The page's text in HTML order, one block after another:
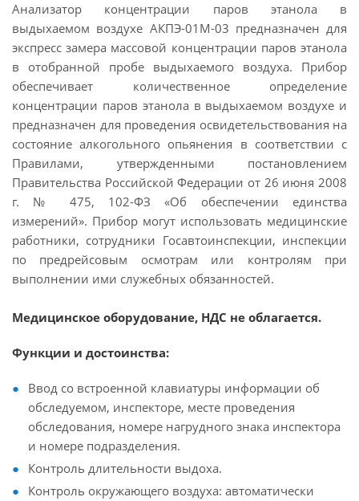
Анализатор концентрации паров этанола в
выдыхаемом воздухе АКПЭ-01М-03 предназначен для
экспресс замера массовой концентрации паров этанола
в отобранной пробе выдыхаемого воздуха. Прибор
обеспечивает количественное определение
концентрации паров этанола в выдыхаемом воздухе и
предназначен для проведения освидетельствования на
состояние алкогольного опьянения в соответствии с
Правилами, утвержденными постановлением
Правительства Российской Федерации от 26 июня 2008
г. № 475, 102-ФЗ «Об обеспечении единства
измерений». Прибор могут использовать медицинские
работники, сотрудники Госавтоинспекции, инспекции
по предрейсовым осмотрам или контролям при
выполнении ими служебных обязанностей.
Медицинское оборудование, НДС не облагается.
Функции и достоинства:
Ввод со встроенной клавиатуры информации об
обследуемом, инспекторе, месте проведения
обследования, номере нагрудного знака инспектора
и номере подразделения.
Контроль длительности выдоха.
Контроль окружающего воздуха: автоматически